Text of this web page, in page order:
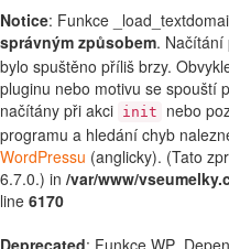
Notice: Funkce
správným způsobem. Načítání
bylo spuštěno příliš brzy.
pluginu nebo motivu se spouští
načítány při akci init
nebo
programu a hledání chyb
WordPressu (anglicky). (Tato
6.7.0.) in /var/www/
line 6170
Deprecated: Funkce